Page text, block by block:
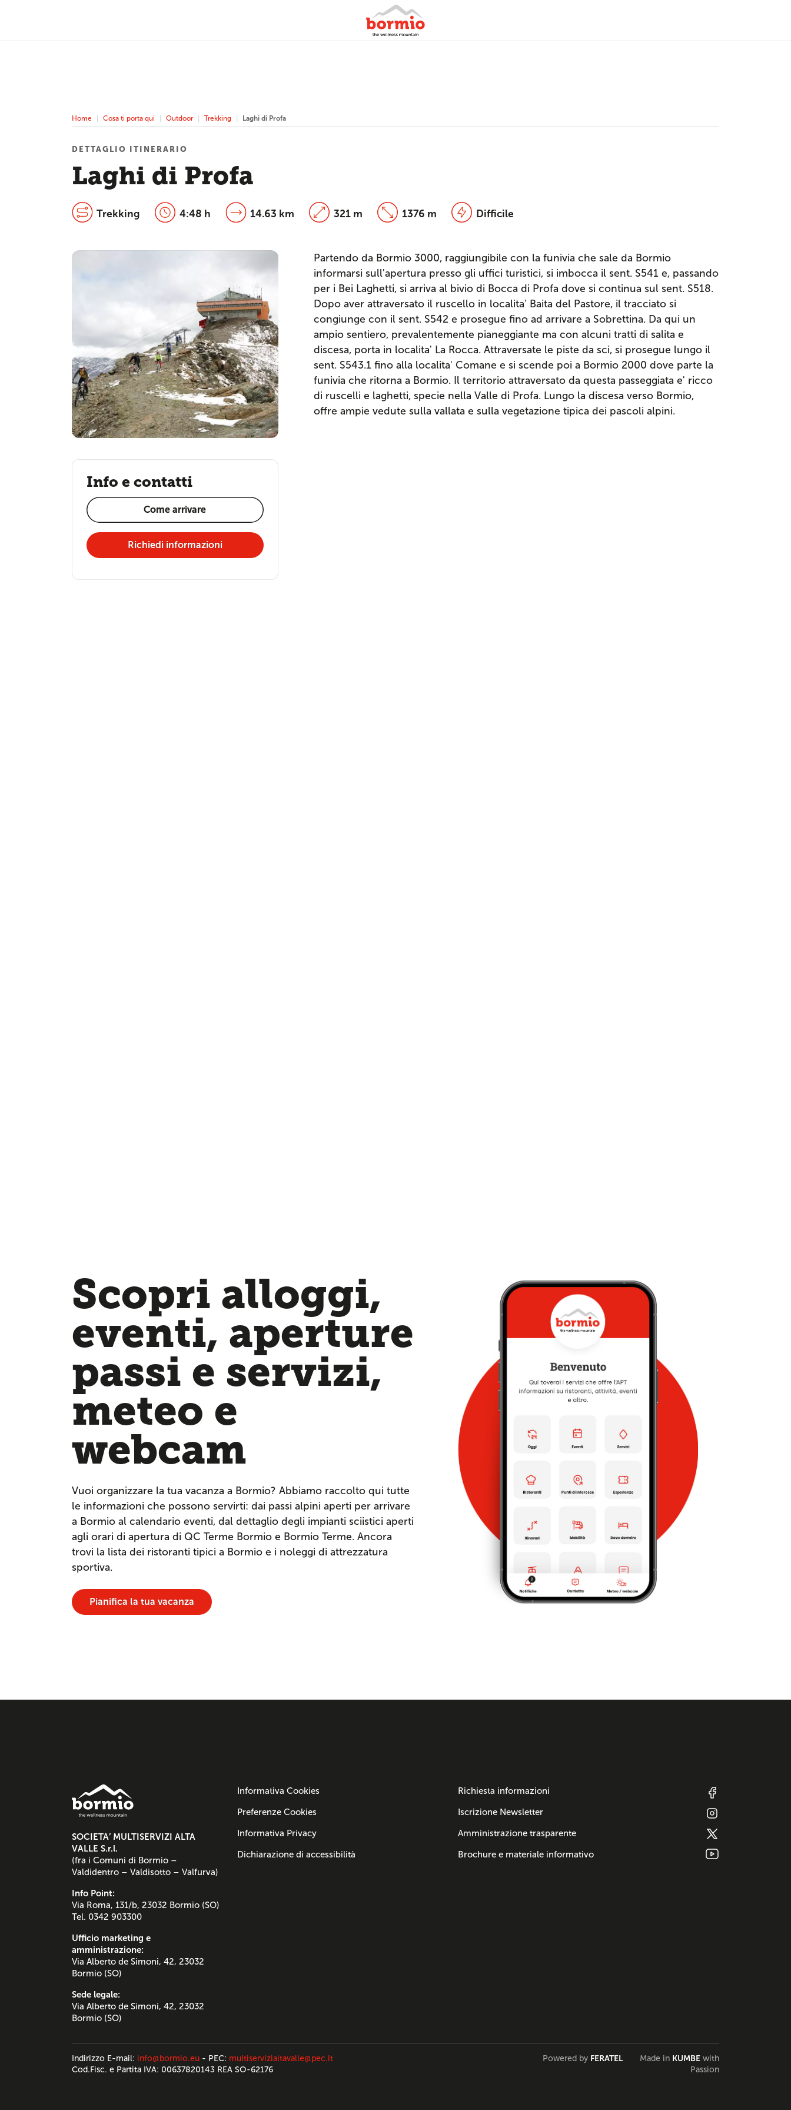
Home Cosa ti porta qui Outdoor Trekking Laghi di Profa
Laghi di Profa
DETTAGLIO ITINERARIO
Trekking 4:48 h 14.63 km 321 m 1376 m Difficile
Partendo da Bormio 3000, raggiungibile con la funivia che sale da Bormio
informarsi sull'apertura presso gli uffici turistici, si imbocca il sent. S541 e, passando
per i Bei Laghetti, si arriva al bivio di Bocca di Profa dove si continua sul sent. S518.
Dopo aver attraversato il ruscello in localita' Baita del Pastore, il tracciato si
congiunge con il sent. S542 e prosegue fino ad arrivare a Sobrettina. Da qui un
ampio sentiero, prevalentemente pianeggiante ma con alcuni tratti di salita e
discesa, porta in localita' La Rocca. Attraversate le piste da sci, si prosegue lungo il
sent. S543.1 fino alla localita' Comane e si scende poi a Bormio 2000 dove parte la
funivia che ritorna a Bormio. Il territorio attraversato da questa passeggiata e' ricco
di ruscelli e laghetti, specie nella Valle di Profa. Lungo la discesa verso Bormio,
offre ampie vedute sulla vallata e sulla vegetazione tipica dei pascoli alpini.
Info e contatti
Come arrivare
Richiedi informazioni
Scopri alloggi,
eventi, aperture
passi e servizi,
meteo e
webcam
Vuoi organizzare la tua vacanza a Bormio? Abbiamo raccolto qui tutte
le informazioni che possono servirti: dai passi alpini aperti per arrivare
a Bormio al calendario eventi, dal dettaglio degli impianti sciistici aperti
agli orari di apertura di QC Terme Bormio e Bormio Terme. Ancora
trovi la lista dei ristoranti tipici a Bormio e i noleggi di attrezzatura
sportiva.
Pianifica la tua vacanza
SOCIETA’ MULTISERVIZI ALTA
VALLE S.r.l.
(fra i Comuni di Bormio –
Valdidentro – Valdisotto – Valfurva)
Info Point:
Via Roma, 131/b, 23032 Bormio (SO)
Tel. 0342 903300
Ufficio marketing e
amministrazione:
Via Alberto de Simoni, 42, 23032
Bormio (SO)
Sede legale:
Via Alberto de Simoni, 42, 23032
Bormio (SO)
Informativa Cookies
Preferenze Cookies
Informativa Privacy
Dichiarazione di accessibilità
Richiesta informazioni
Iscrizione Newsletter
Amministrazione trasparente
Brochure e materiale informativo
Indirizzo E-mail: info@bormio.eu - PEC: multiservizialtavalle@pec.it
Cod.Fisc. e Partita IVA: 00637820143 REA SO-62176
Powered by FERATEL Made in KUMBEwith
Passion